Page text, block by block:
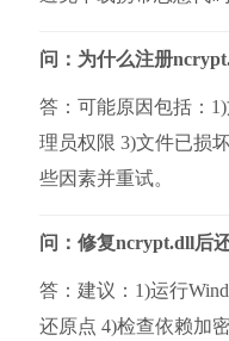
问：为什么注册
答：可能原因包括：
理员权限 3)文件已损
些因素并重试。
问：修复ncrypt.dll后
答：建议：1)运行
还原点 4)检查依赖加